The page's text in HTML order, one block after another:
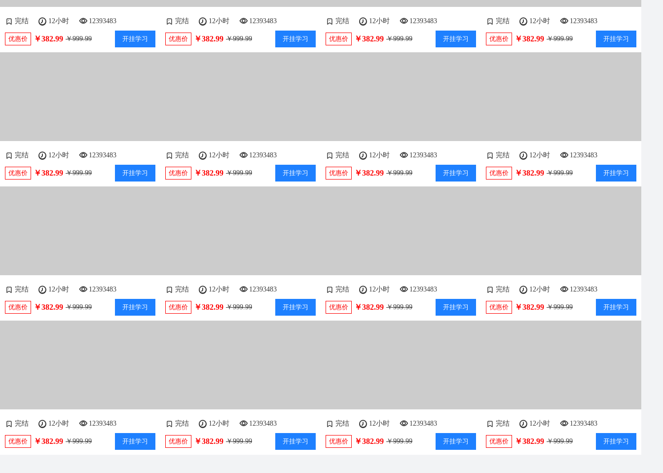
完结 12小时 12393483
优惠价 ￥382.99 ￥999.99 开挂学习
完结 12小时 12393483
优惠价 ￥382.99 ￥999.99 开挂学习
完结 12小时 12393483
优惠价 ￥382.99 ￥999.99 开挂学习
完结 12小时 12393483
优惠价 ￥382.99 ￥999.99 开挂学习
完结 12小时 12393483
优惠价 ￥382.99 ￥999.99 开挂学习
完结 12小时 12393483
优惠价 ￥382.99 ￥999.99 开挂学习
完结 12小时 12393483
优惠价 ￥382.99 ￥999.99 开挂学习
完结 12小时 12393483
优惠价 ￥382.99 ￥999.99 开挂学习
完结 12小时 12393483
优惠价 ￥382.99 ￥999.99 开挂学习
完结 12小时 12393483
优惠价 ￥382.99 ￥999.99 开挂学习
完结 12小时 12393483
优惠价 ￥382.99 ￥999.99 开挂学习
完结 12小时 12393483
优惠价 ￥382.99 ￥999.99 开挂学习
完结 12小时 12393483
优惠价 ￥382.99 ￥999.99 开挂学习
完结 12小时 12393483
优惠价 ￥382.99 ￥999.99 开挂学习
完结 12小时 12393483
优惠价 ￥382.99 ￥999.99 开挂学习
完结 12小时 12393483
优惠价 ￥382.99 ￥999.99 开挂学习